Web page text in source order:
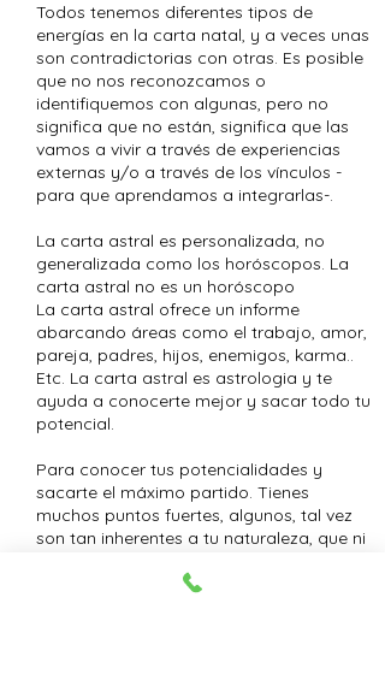
Todos tenemos diferentes tipos de
energías en la carta natal, y a veces unas
son contradictorias con otras. Es posible
que no nos reconozcamos o
identifiquemos con algunas, pero no
significa que no están, significa que las
vamos a vivir a través de experiencias
externas y/o a través de los vínculos -
para que aprendamos a integrarlas-.
La carta astral es personalizada, no
generalizada como los horóscopos. La
carta astral no es un horóscopo
La carta astral ofrece un informe
abarcando áreas como el trabajo, amor,
pareja, padres, hijos, enemigos, karma..
Etc. La carta astral es astrologia y te
ayuda a conocerte mejor y sacar todo tu
potencial.
Para conocer tus potencialidades y
sacarte el máximo partido. Tienes
muchos puntos fuertes, algunos, tal vez
son tan inherentes a tu naturaleza, que ni
mortales no los posee. Descubre qué te